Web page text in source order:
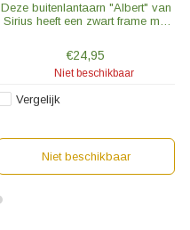
Deze buitenlantaarn "Albert" van
Sirius heeft een zwart frame met
23cm hoog en voorzien van een
ketting om op te kunnen hangen.
€24,95
Niet beschikbaar
Vergelijk
Niet beschikbaar